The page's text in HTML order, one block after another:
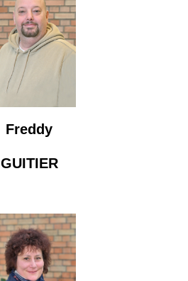
Freddy
GUITIER